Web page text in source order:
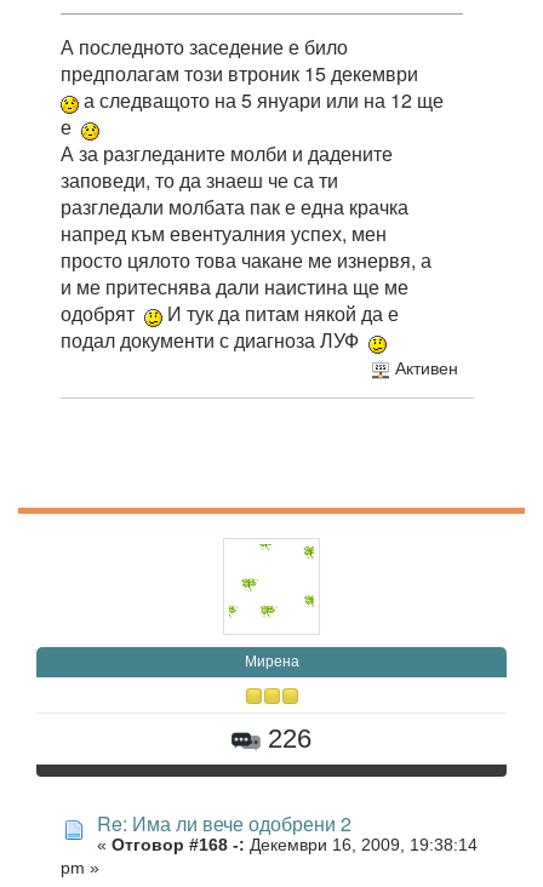
А последното заседение е било
предполагам този втроник 15 декември
а следващото на 5 януари или на 12 ще
е
А за разгледаните молби и дадените
заповеди, то да знаеш че са ти
разгледали молбата пак е една крачка
напред към евентуалния успех, мен
просто цялото това чакане ме изнервя, а
и ме притеснява дали наистина ще ме
одобрят
И тук да питам някой да е
подал документи с диагноза ЛУФ
Активен
Мирена
226
Re: Има ли вече одобрени 2
« Отговор #168 -: Декември 16, 2009, 19:38:14
pm »